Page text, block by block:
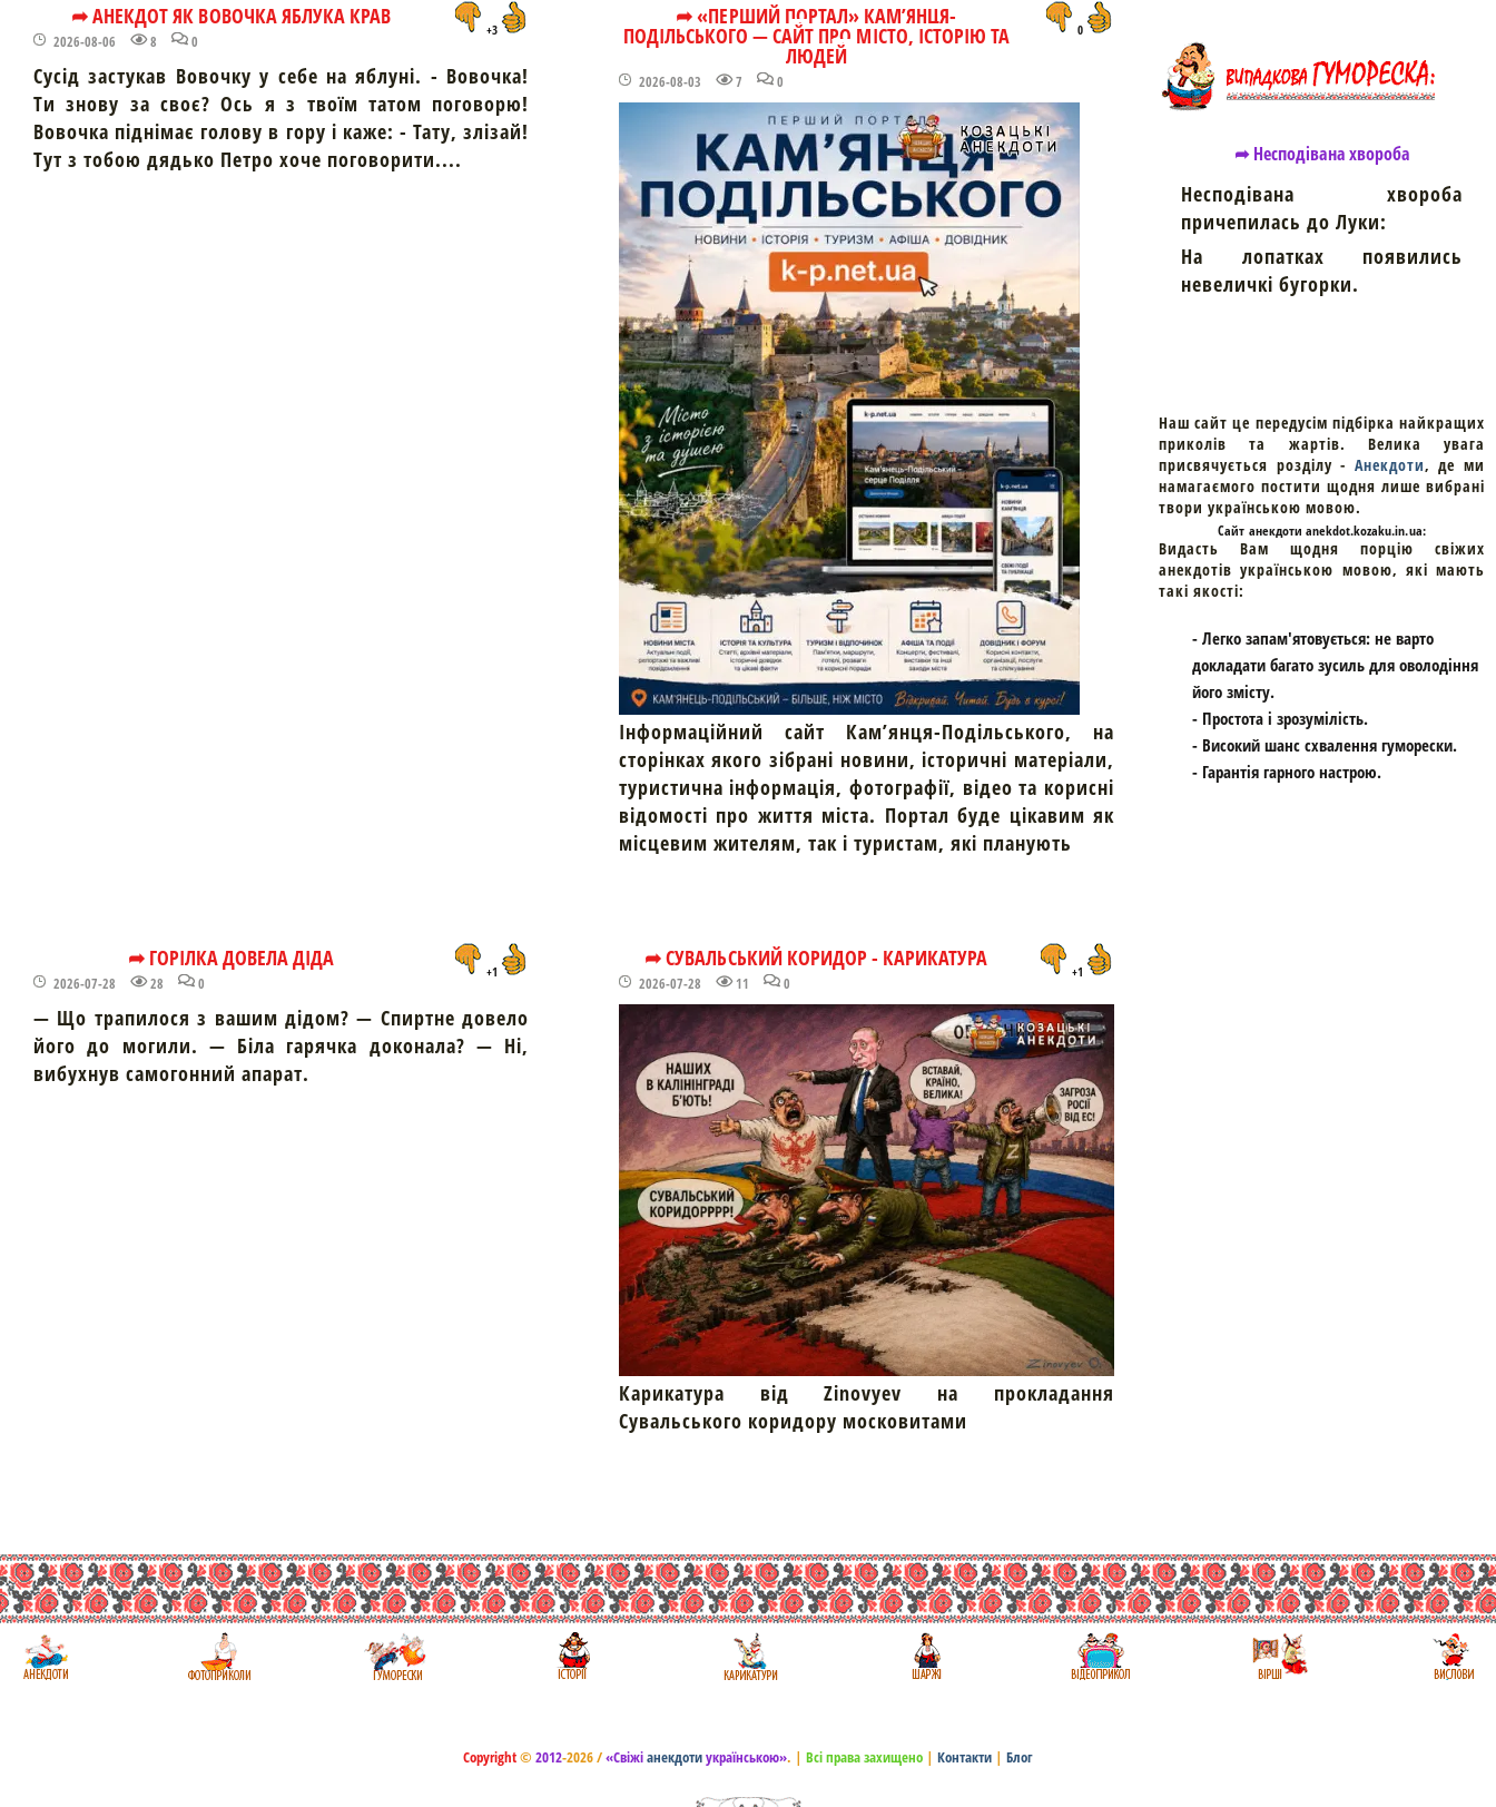
➦ АНЕКДОТ ЯК ВОВОЧКА ЯБЛУКА КРАВ
2026-08-06 8 0
+3
Сусід застукав Вовочку у себе на яблуні. - Вовочка!
Ти знову за своє? Ось я з твоїм татом поговорю!
Вовочка піднімає голову в гору і каже: - Тату, злізай!
Тут з тобою дядько Петро хоче поговорити....
➦ «ПЕРШИЙ ПОРТАЛ» КАМ’ЯНЦЯ-
ПОДІЛЬСЬКОГО — САЙТ ПРО МІСТО, ІСТОРІЮ ТА
ЛЮДЕЙ
2026-08-03 7 0
0
Інформаційний сайт Кам’янця-Подільського, на
сторінках якого зібрані новини, історичні матеріали,
туристична інформація, фотографії, відео та корисні
відомості про життя міста. Портал буде цікавим як
місцевим жителям, так і туристам, які планують
➦ ГОРІЛКА ДОВЕЛА ДІДА
2026-07-28 28 0
+1
— Що трапилося з вашим дідом? — Спиртне довело
його до могили. — Біла гарячка доконала? — Ні,
вибухнув самогонний апарат.
➦ СУВАЛЬСЬКИЙ КОРИДОР - КАРИКАТУРА
2026-07-28 11 0
+1
Карикатура від Zinovyev на прокладання
Сувальського коридору московитами
➦ Несподівана хвороба
Несподівана хвороба
причепилась до Луки:
На лопатках появились
невеличкі бугорки.
Наш сайт це передусім підбірка найкращих
приколів та жартів. Велика увага
присвячується розділу - Анекдоти, де ми
намагаємого постити щодня лише вибрані
твори українською мовою.
Cайт анекдоти anekdot.kozaku.in.ua:
Видасть Вам щодня порцію свіжих
анекдотів українською мовою, які мають
такі якості:
- Легко запам'ятовується: не варто
докладати багато зусиль для оволодіння
його змісту.
- Простота і зрозумілість.
- Високий шанс схвалення гуморески.
- Гарантія гарного настрою.
Copyright© 2012-2026 /«Свіжіанекдотиукраїнською». | Всі права захищено | Контакти | Блог